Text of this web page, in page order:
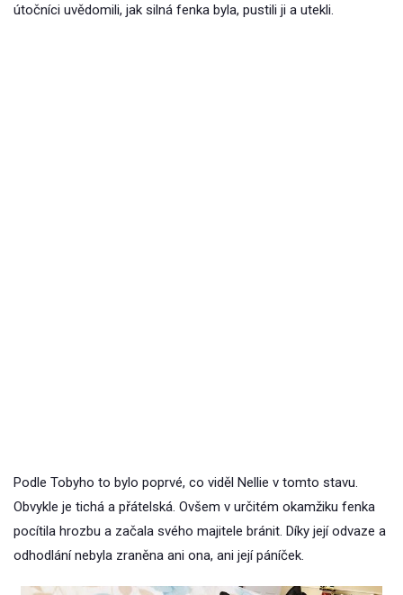
útočníci uvědomili, jak silná fenka byla, pustili ji a utekli.
Podle Tobyho to bylo poprvé, co viděl Nellie v tomto stavu.
Obvykle je tichá a přátelská. Ovšem v určitém okamžiku fenka
pocítila hrozbu a začala svého majitele bránit. Díky její odvaze a
odhodlání nebyla zraněna ani ona, ani její páníček.